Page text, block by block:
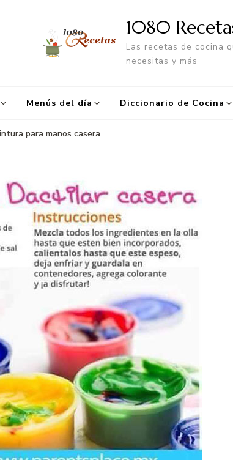
1080
Las recetas de cocina
necesitas y más
Menús del día Diccionario de Cocina
para manos casera